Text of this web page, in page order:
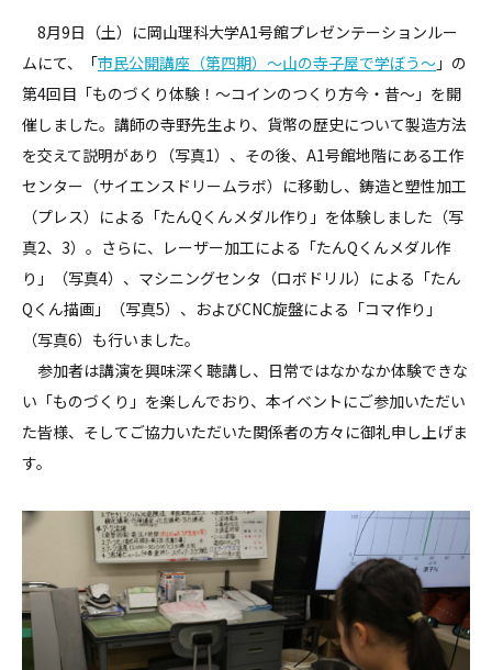
8月9日（土）に岡山理科大学A1号館プレゼンテーションルー
ムにて、「市民公開講座（第四期）～山の寺子屋で学ぼう～ 」の
第4回目「ものづくり体験！～コインのつくり方今・昔～」を開
催しました。講師の寺野先生より、貨幣の歴史について製造方法
を交えて説明があり（写真1）、その後、A1号館地階にある工作
センター（サイエンスドリームラボ）に移動し、鋳造と塑性加工
（プレス）による「たんQくんメダル作り」を体験しました（写
真2、3）。さらに、レーザー加工による「たんQくんメダル作
り」（写真4）、マシニングセンタ（ロボドリル）による「たん
Qくん描画」（写真5）、およびCNC旋盤による「コマ作り」
（写真6）も行いました。
参加者は講演を興味深く聴講し、日常ではなかなか体験できな
い「ものづくり」を楽しんでおり、本イベントにご参加いただい
た皆様、そしてご協力いただいた関係者の方々に御礼申し上げま
す。